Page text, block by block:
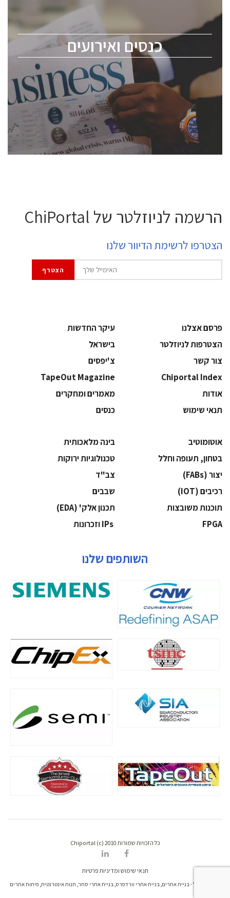
כנסים ואירועים
לכל העוסקים בתעשיית הסמיקונדקטור כולל מהנדסים,
ChipEx2026 will be held on May 12-13, 2026. The
conference is intended for everyone involved in the
semiconductor industry, including engineers,
professional experts, and senior executives.
לחץ לפרטים
הרשמה לניוזלטר של ChiPortal
הצטרפו לרשימת הדיוור שלנו
פרסם אצלנו
עיקר החדשות
הצטרפות לניוזלטר
בישראל
צור קשר
צ'יפסים
Chiportal Index
TapeOut Magazine
אודות
מאמרים ומחקרים
תנאי שימוש
כנסים
אוטומוטיב
בינה מלאכותית
בטחון, תעופה וחלל
‫טכנולוגיות ירוקות‬
‫יצור (‪(FABs‬‬
‫צב"ד‬
‫רכיבים‬ (IOT)
‫שבבים‬
‫תוכנות משובצות‬
‫תכנון אלק' (‪(EDA‬‬
‫‪FPGA‬‬
השותפים שלנו
כל הזכויות שמורות Chiportal (c) 2010
תנאי שימוש ומדיניות פרטיות
דרונט דיגיטל - בניית אתרים, בניית אתרי וורדפרס, בניית אתרי סחר, חנות אינטרנטית, פיתוח אתרים